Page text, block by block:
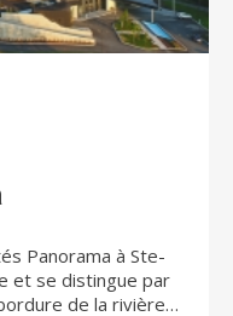
Panorama à Ste-
et se distingue par
de la rivière